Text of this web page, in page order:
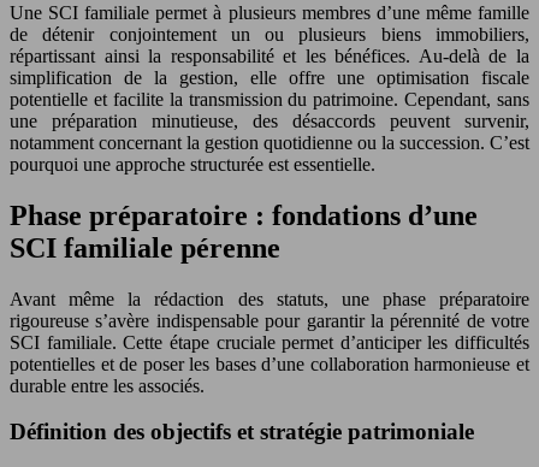
Une SCI familiale permet à plusieurs membres d’une même famille
de détenir conjointement un ou plusieurs biens immobiliers,
répartissant ainsi la responsabilité et les bénéfices. Au-delà de la
simplification de la gestion, elle offre une optimisation fiscale
potentielle et facilite la transmission du patrimoine. Cependant, sans
une préparation minutieuse, des désaccords peuvent survenir,
notamment concernant la gestion quotidienne ou la succession. C’est
pourquoi une approche structurée est essentielle.
Phase préparatoire : fondations d’une
SCI familiale pérenne
Avant même la rédaction des statuts, une phase préparatoire
rigoureuse s’avère indispensable pour garantir la pérennité de votre
SCI familiale. Cette étape cruciale permet d’anticiper les difficultés
potentielles et de poser les bases d’une collaboration harmonieuse et
durable entre les associés.
Définition des objectifs et stratégie patrimoniale